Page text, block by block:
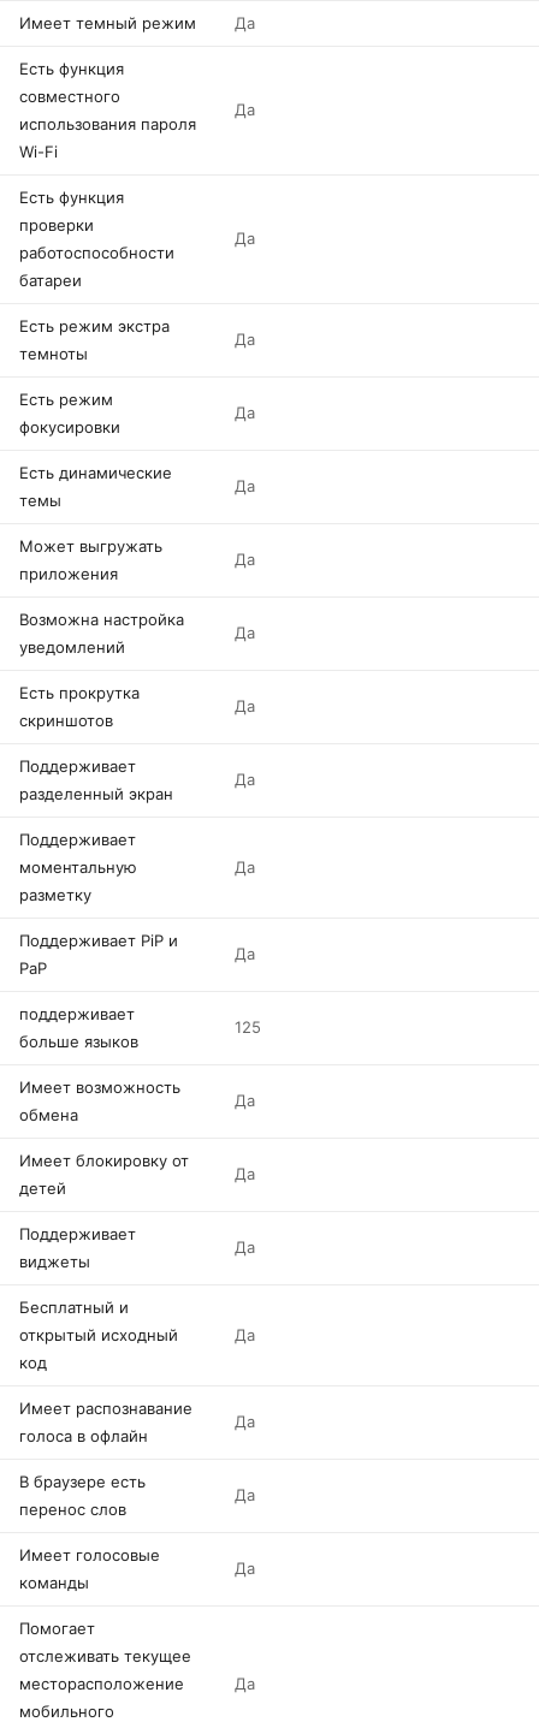
Имеет темный режим Да
Есть функция
совместного
использования пароля
Wi-Fi
Да
Есть функция
проверки
работоспособности
батареи
Да
Есть режим экстра
темноты
Да
Есть режим
фокусировки
Да
Есть динамические
темы
Да
Может выгружать
приложения
Да
Возможна настройка
уведомлений
Да
Есть прокрутка
скриншотов
Да
Поддерживает
разделенный экран
Да
Поддерживает
моментальную
разметку
Да
Поддерживает PiP и
PaP
Да
поддерживает
больше языков
125
Имеет возможность
обмена
Да
Имеет блокировку от
детей
Да
Поддерживает
виджеты
Да
Бесплатный и
открытый исходный
код
Да
Имеет распознавание
голоса в офлайн
Да
В браузере есть
перенос слов
Да
Имеет голосовые
команды
Да
Помогает
отслеживать текущее
месторасположение
мобильного
Да